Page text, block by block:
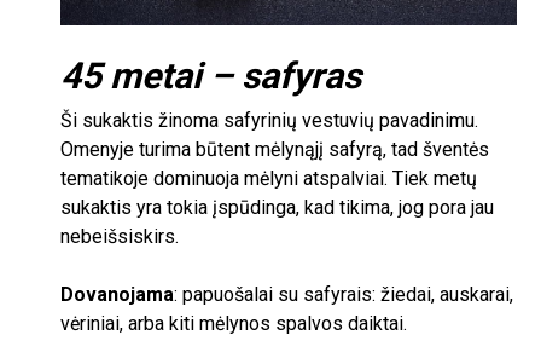
45metai – safyras
Ši sukaktis žinoma safyrinių vestuvių pavadinimu.
Omenyje turima būtent mėlynąjį safyrą, tad šventės
tematikoje dominuoja mėlyni atspalviai. Tiek metų
sukaktis yra tokia įspūdinga, kad tikima, jog pora jau
nebeišsiskirs.
Dovanojama: papuošalai su safyrais: žiedai, auskarai,
vėriniai, arba kiti mėlynos spalvos daiktai.